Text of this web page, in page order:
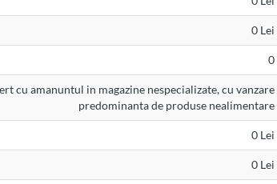
0 Lei
0
cu amanuntul in magazine nespecializate, cu vanzare
predominanta de produse nealimentare
0 Lei
0 Lei